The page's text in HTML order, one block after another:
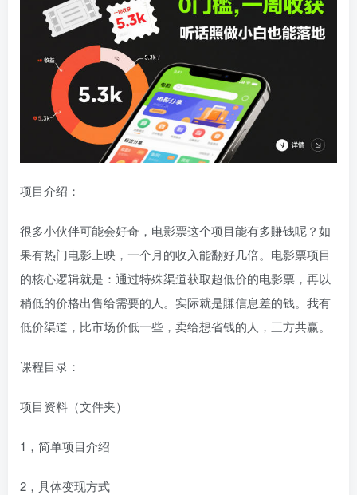
项目介绍：
很多小伙伴可能会好奇，电影票这个项目能有多賺钱呢？如
果有热门电影上映，一个月的收入能翻好几倍。电影票项目
的核心逻辑就是：通过特殊渠道获取超低价的电影票，再以
稍低的价格出售给需要的人。实际就是賺信息差的钱。我有
低价渠道，比市场价低一些，卖给想省钱的人，三方共赢。
课程目录：
项目资料（文件夹）
1，简单项目介绍
2，具体变现方式